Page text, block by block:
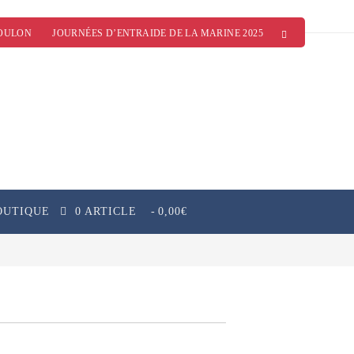
JOURNÉES D’ENTRAIDE DE LA MARINE 2025
0 ARTICLE 0,00€